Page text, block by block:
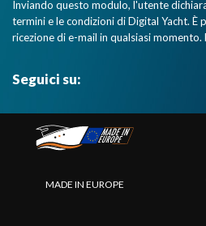
Inviando questo modulo, l'utente
termini e le condizioni di Digital Yacht. È
ricezione di e-mail in qualsiasi
Seguici su:
MADE IN EUROPE